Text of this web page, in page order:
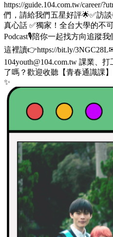
https://guide.104.com.tw/career/
們，請給我們五星好評🌟✅訪
真心話 ✅獨家！全台大學的不
Podcast🎙️陪你一起找方向追蹤我
這裡讀👉https://bit.ly/
104youth@104.com.tw 課業、
了嗎？歡迎收聽【青春通識課
✨